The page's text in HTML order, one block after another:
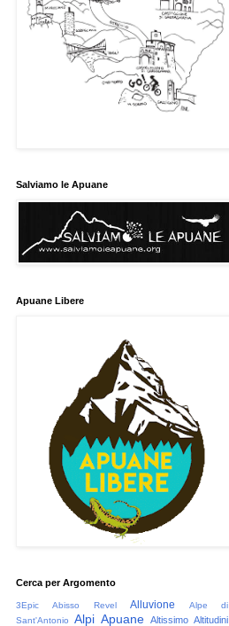
Salviamo le Apuane
Apuane Libere
Cerca per Argomento
3Epic Abisso Revel Alluvione
Alpe di
Sant'Antonio
Alpi Apuane Altissimo Altitudini